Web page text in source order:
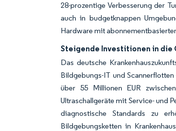
28-prozentige Verbesserung der
auch in budgetknappen
Hardware mit
Steigende Investitionen in die
Das deutsche
Bildgebungs-IT und
über 55 Millionen EUR
Ultraschallgeräte mit Service- und
diagnostische Standards zu
Bildgebungsketten in